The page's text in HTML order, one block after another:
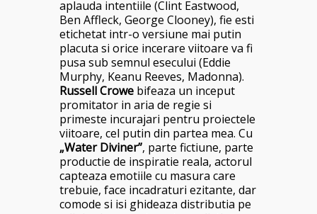
aplauda intentiile (Clint Eastwood,
Ben Affleck, George Clooney), fie esti
etichetat intr-o versiune mai putin
placuta si orice incerare viitoare va fi
pusa sub semnul esecului (Eddie
Murphy, Keanu Reeves, Madonna).
Russell Crowe bifeaza un inceput
promitator in aria de regie si
primeste incurajari pentru proiectele
viitoare, cel putin din partea mea. Cu
„Water Diviner”, parte fictiune, parte
productie de inspiratie reala, actorul
capteaza emotiile cu masura care
trebuie, face incadraturi ezitante, dar
comode si isi ghideaza distributia pe